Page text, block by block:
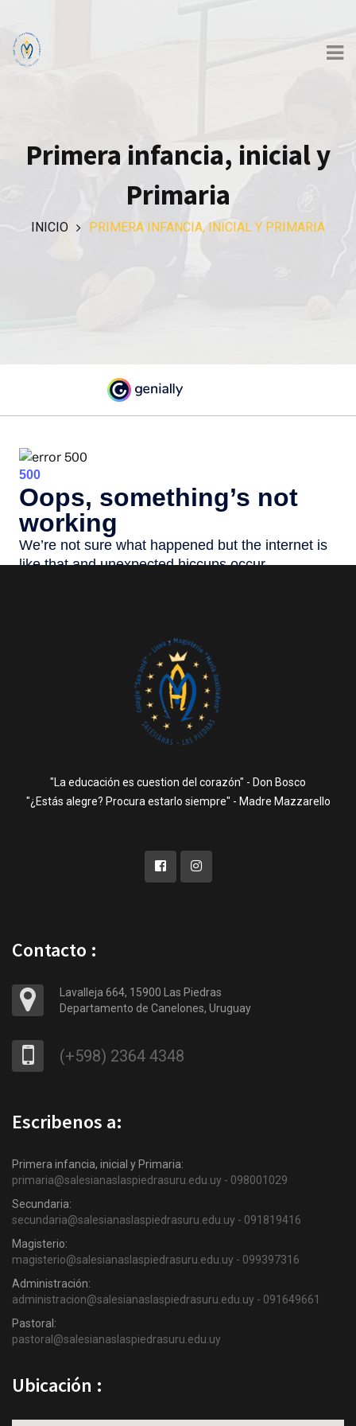
Primera infancia, inicial y
Primaria
INICIO PRIMERA INFANCIA, INICIAL Y PRIMARIA
"La educación es cuestion del corazón" - Don Bosco
"¿Estás alegre? Procura estarlo siempre" - Madre Mazzarello
Contacto :
Lavalleja 664, 15900 Las Piedras
Departamento de Canelones, Uruguay
(+598) 2364 4348
Escribenos a:
Primera infancia, inicial y Primaria:
primaria@salesianaslaspiedrasuru.edu.uy - 098001029
Secundaria:
secundaria@salesianaslaspiedrasuru.edu.uy - 091819416
Magisterio:
magisterio@salesianaslaspiedrasuru.edu.uy - 099397316
Administración:
administracion@salesianaslaspiedrasuru.edu.uy - 091649661
Pastoral:
pastoral@salesianaslaspiedrasuru.edu.uy
Ubicación :